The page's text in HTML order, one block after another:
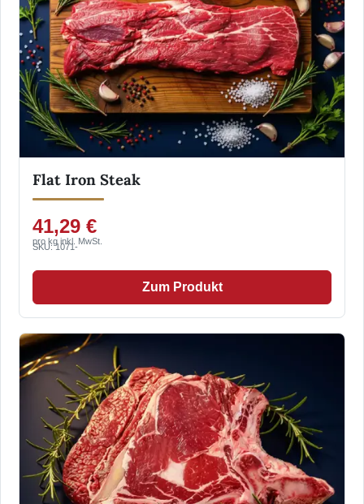
Flat Iron Steak
41,29 €
pro kg inkl. MwSt.
SKU: 1071-
Zum Produkt